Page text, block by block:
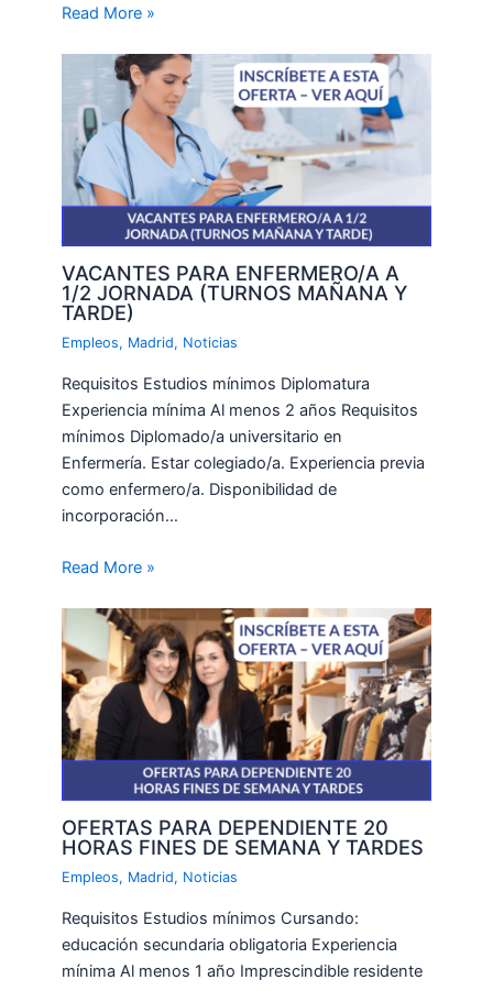
Read More »
VACANTES PARA ENFERMERO/A A
1/2 JORNADA (TURNOS MAÑANA Y
TARDE)
Empleos, Madrid, Noticias
Requisitos Estudios mínimos Diplomatura
Experiencia mínima Al menos 2 años Requisitos
mínimos Diplomado/a universitario en
Enfermería. Estar colegiado/a. Experiencia previa
como enfermero/a. Disponibilidad de
incorporación…
Read More »
OFERTAS PARA DEPENDIENTE 20
HORAS FINES DE SEMANA Y TARDES
Empleos, Madrid, Noticias
Requisitos Estudios mínimos Cursando:
educación secundaria obligatoria Experiencia
mínima Al menos 1 año Imprescindible residente